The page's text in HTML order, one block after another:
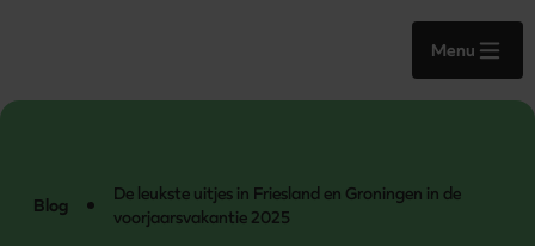
Menu
Blog
De leukste uitjes in Friesland en Groningen in de
voorjaarsvakantie 2025